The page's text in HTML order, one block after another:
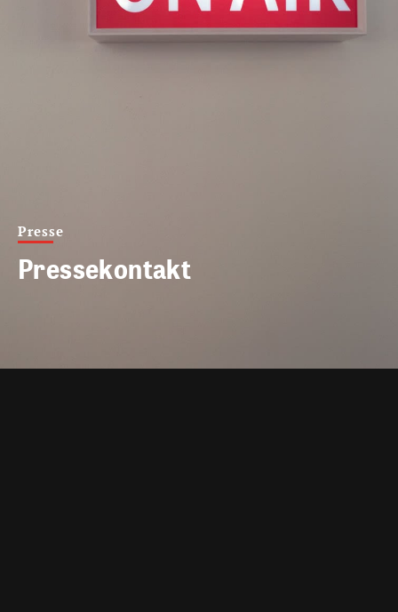
Presse
Pressekontakt